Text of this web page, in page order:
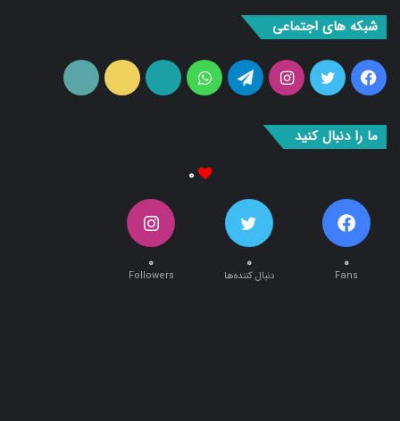
فیس
بوک
توییتراینستاگرامتلگرامواتس
آپ
آپارات ایتا